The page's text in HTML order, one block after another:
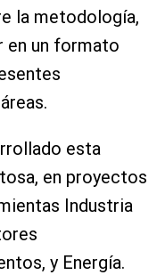
la metodología,
en un formato
esta
en proyectos
Industria
y Energía.